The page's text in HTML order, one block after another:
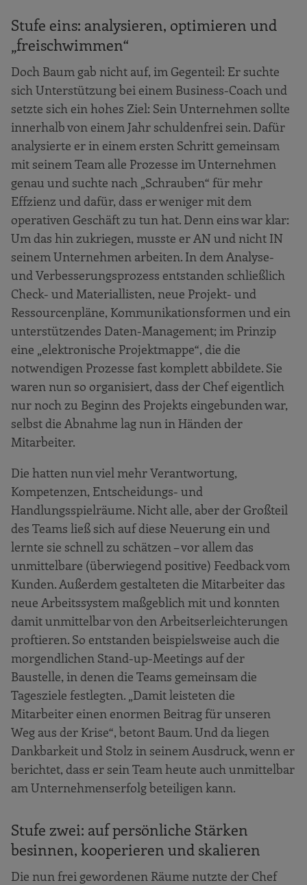
Stufe eins: analysieren, optimieren und
„freischwimmen“
Doch Baum gab nicht auf, im Gegenteil: Er suchte
sich Unterstützung bei einem Business-Coach und
setzte sich ein hohes Ziel: Sein Unternehmen sollte
innerhalb von einem Jahr schuldenfrei sein. Dafür
analysierte er in einem ersten Schritt gemeinsam
mit seinem Team alle Prozesse im Unternehmen
genau und suchte nach „Schrauben“ für mehr
Effzienz und dafür, dass er weniger mit dem
operativen Geschäft zu tun hat. Denn eins war klar:
Um das hin zukriegen, musste er AN und nicht IN
seinem Unternehmen arbeiten. In dem Analyse-
und Verbesserungsprozess entstanden schließlich
Check- und Materiallisten, neue Projekt- und
Ressourcenpläne, Kommunikationsformen und ein
unterstützendes Daten-Management; im Prinzip
eine „elektronische Projektmappe“, die die
notwendigen Prozesse fast komplett abbildete. Sie
waren nun so organisiert, dass der Chef eigentlich
nur noch zu Beginn des Projekts eingebunden war,
selbst die Abnahme lag nun in Händen der
Mitarbeiter.
Die hatten nun viel mehr Verantwortung,
Kompetenzen, Entscheidungs- und
Handlungsspielräume. Nicht alle, aber der Großteil
des Teams ließ sich auf diese Neuerung ein und
lernte sie schnell zu schätzen – vor allem das
unmittelbare (überwiegend positive) Feedback vom
Kunden. Außerdem gestalteten die Mitarbeiter das
neue Arbeitssystem maßgeblich mit und konnten
damit unmittelbar von den Arbeitserleichterungen
proftieren. So entstanden beispielsweise auch die
morgendlichen Stand-up-Meetings auf der
Baustelle, in denen die Teams gemeinsam die
Tagesziele festlegten. „Damit leisteten die
Mitarbeiter einen enormen Beitrag für unseren
Weg aus der Krise“, betont Baum. Und da liegen
Dankbarkeit und Stolz in seinem Ausdruck, wenn er
berichtet, dass er sein Team heute auch unmittelbar
am Unternehmenserfolg beteiligen kann.
Stufe zwei: auf persönliche Stärken
besinnen, kooperieren und skalieren
Die nun frei gewordenen Räume nutzte der Chef